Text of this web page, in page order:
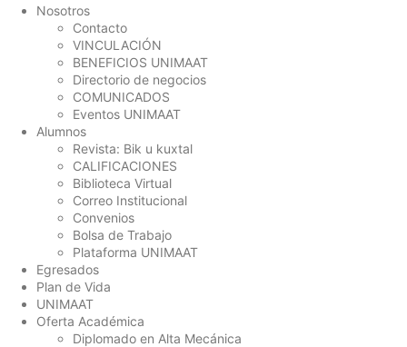
Nosotros
Contacto
VINCULACIÓN
BENEFICIOS UNIMAAT
Directorio de negocios
COMUNICADOS
Eventos UNIMAAT
Alumnos
Revista: Bik u kuxtal
CALIFICACIONES
Biblioteca Virtual
Correo Institucional
Convenios
Bolsa de Trabajo
Plataforma UNIMAAT
Egresados
Plan de Vida
UNIMAAT
Oferta Académica
Diplomado en Alta Mecánica